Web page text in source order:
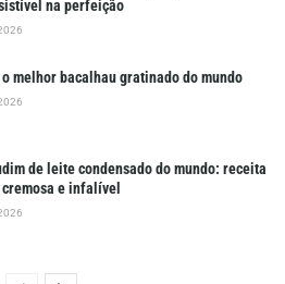
na perfeição
melhor bacalhau gratinado do mundo
de leite condensado do mundo: receita
e infalível